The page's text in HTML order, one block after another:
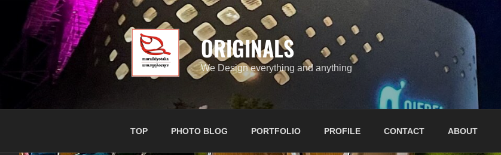
キ
ORIGINALS
We Design everything and anything
TOP PHOTO BLOG PORTFOLIO PROFILE CONTACT ABOUT